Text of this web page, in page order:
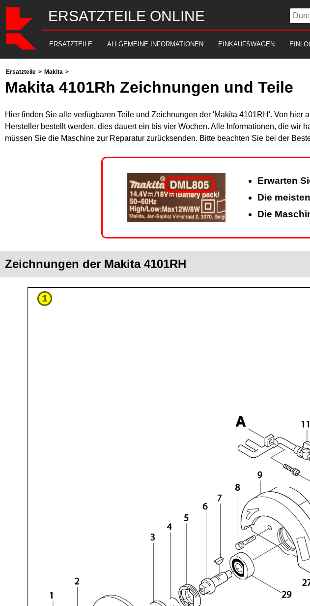
ERSATZTEILE ONLINE
ERSATZTEILE ALLGEMEINE INFORMATIONEN EINKAUFSWAGEN
Ersatzteile > Makita >
Makita 4101Rh Zeichnungen und Teile
Hier finden Sie alle verfügbaren Teile und Zeichnungen der 'Makita 4101RH'. Von
Hersteller bestellt werden, dies dauert ein bis vier Wochen. Alle Informationen, die
müssen Sie die Maschine zur Reparatur zurücksenden. Bitte beachten Sie bei der
Erwarten
Die
Die
Zeichnungen der Makita 4101RH
1